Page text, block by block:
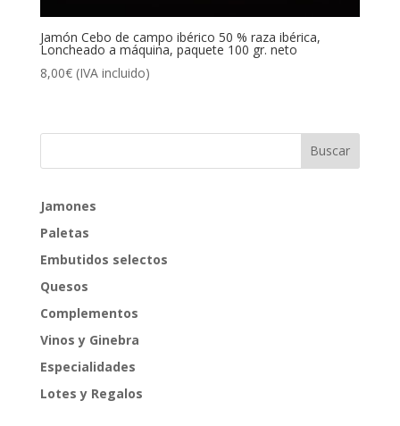
Jamón Cebo de campo ibérico 50 % raza ibérica,
Loncheado a máquina, paquete 100 gr. neto
8,00€ (IVA incluido)
Jamones
Paletas
Embutidos selectos
Quesos
Complementos
Vinos y Ginebra
Especialidades
Lotes y Regalos